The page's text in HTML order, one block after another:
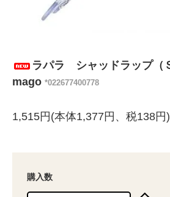
ラパラ シャッドラップ（
mago *022677400778
1,515円(本体1,377円、税138円)
購入数